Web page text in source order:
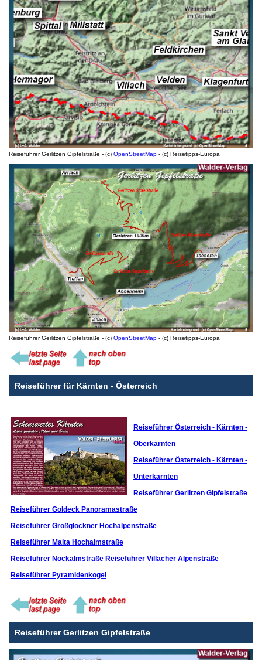
Reiseführer Gerlitzen Gipfelstraße - (c) OpenStreetMap- (c) Reisetipps-Europa
Reiseführer Gerlitzen Gipfelstraße - (c) OpenStreetMap- (c) Reisetipps-Europa
Reiseführer für Kärnten - Österreich
Reiseführer Österreich - Kärnten -
Oberkärnten
Reiseführer Österreich - Kärnten -
Unterkärnten
Reiseführer Gerlitzen Gipfelstraße
Reiseführer Goldeck Panoramastraße
Reiseführer Großglockner Hochalpenstraße
Reiseführer Malta Hochalmstraße
Reiseführer Nockalmstraße Reiseführer Villacher Alpenstraße
Reiseführer Pyramidenkogel
Reiseführer Gerlitzen Gipfelstraße